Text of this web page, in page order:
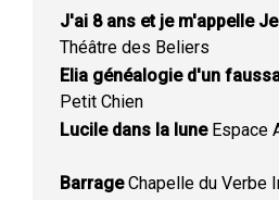
J'ai 8 ans et je m'appelle
Théâtre des Beliers
Elia généalogie d'un
Petit Chien
Lucile dans la luneEspace
BarrageChapelle du Verbe